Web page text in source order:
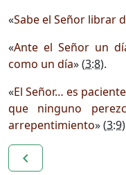
«Sabe el Señor librar
«Ante el Señor un
como un día» (3:8).
«El Señor… es
que ninguno
arrepentimiento» (3:9
navigate_before